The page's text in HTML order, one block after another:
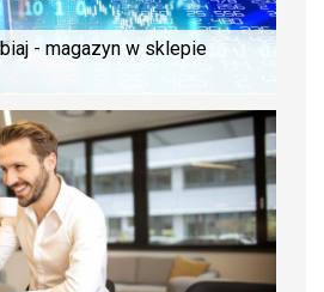
- magazyn w sklepie